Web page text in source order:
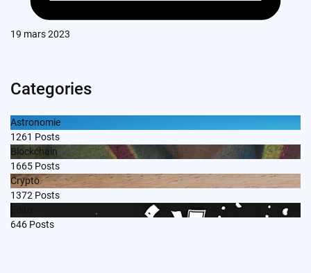
19 mars 2023
Categories
Astronomie
1261 Posts
Blockchain
1665 Posts
Crypto
1372 Posts
646 Posts